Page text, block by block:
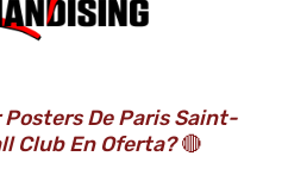
De Paris Saint-
Club En Oferta?🔴